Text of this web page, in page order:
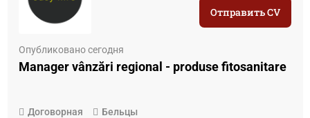
Опубликовано сегодня
Manager vânzări regional - produse fitosanitare
Договорная Бельцы
Отправить CV